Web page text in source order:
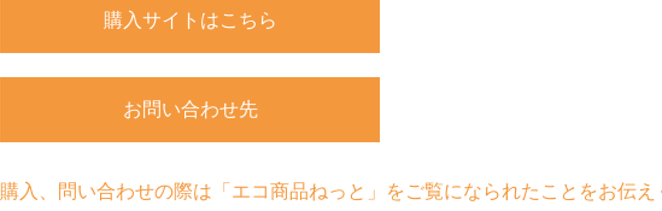
購入サイトはこちら
お問い合わせ先
購入、問い合わせの際は「エコ商品ねっと」をご覧になられたことをお伝え